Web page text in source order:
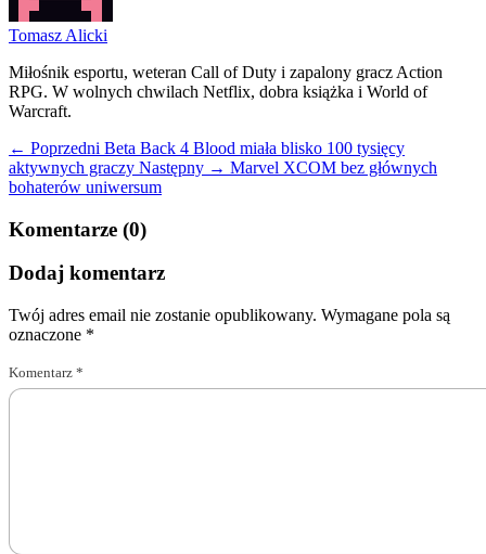
Tomasz Alicki
Miłośnik esportu, weteran Call of Duty i zapalony gracz Action
RPG. W wolnych chwilach Netflix, dobra książka i World of
Warcraft.
← Poprzedni Beta Back 4 Blood miała blisko 100 tysięcy
aktywnych graczy Następny → Marvel XCOM bez głównych
bohaterów uniwersum
Komentarze (0)
Dodaj komentarz
Twój adres email nie zostanie opublikowany. Wymagane pola są
oznaczone *
Komentarz *